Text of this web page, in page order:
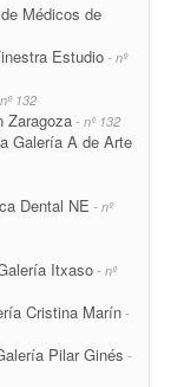
Médicos de
Estudio - nº
132
Zaragoza- nº 132
Galería A de Arte
Dental NE - nº
Itxaso - nº
Cristina Marín -
Pilar Ginés -